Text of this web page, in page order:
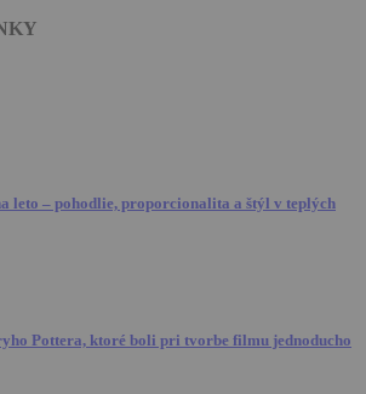
leto – pohodlie, proporcionalita a štýl v teplých
Pottera, ktoré boli pri tvorbe filmu jednoducho